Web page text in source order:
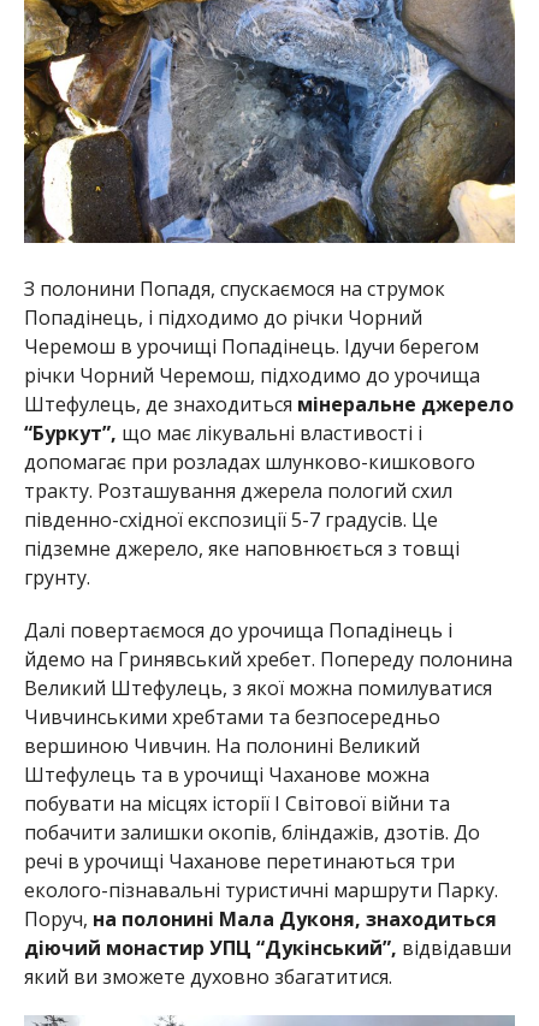
З полонини Попадя, спускаємося на струмок
Попадінець, і підходимо до річки Чорний
Черемош в урочищі Попадінець. Ідучи берегом
річки Чорний Черемош, підходимо до урочища
Штефулець, де знаходиться мінеральне джерело
“Буркут”, що має лікувальні властивості і
допомагає при розладах шлунково-кишкового
тракту. Розташування джерела пологий схил
південно-східної експозиції 5-7 градусів. Це
підземне джерело, яке наповнюється з товщі
грунту.
Далі повертаємося до урочища Попадінець і
йдемо на Гринявський хребет. Попереду полонина
Великий Штефулець, з якої можна помилуватися
Чивчинськими хребтами та безпосередньо
вершиною Чивчин. На полонині Великий
Штефулець та в урочищі Чаханове можна
побувати на місцях історії І Світової війни та
побачити залишки окопів, бліндажів, дзотів. До
речі в урочищі Чаханове перетинаються три
еколого-пізнавальні туристичні маршрути Парку.
Поруч, на полонині Мала Дуконя, знаходиться
діючий монастир УПЦ “Дукінський”, відвідавши
який ви зможете духовно збагатитися.